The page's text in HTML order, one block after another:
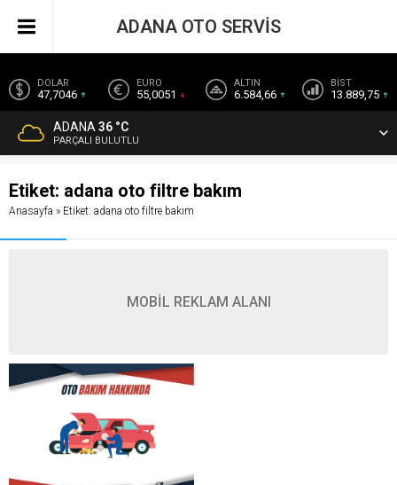
DOLAR
47,7046
EURO
55,0051
ALTIN
6.584,66
BİST
13.889,75
ADANA 36 °C
PARÇALI BULUTLU
ADANA OTO SERVİS
Etiket: adana oto filtre bakım
Anasayfa » Etiket: adana oto filtre bakım
MOBİL REKLAM ALANI